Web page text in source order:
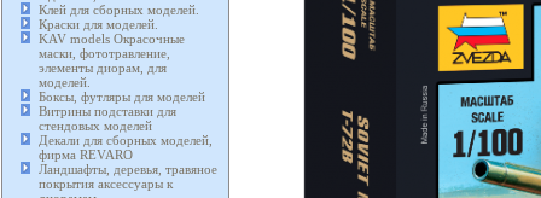
Клей для сборных моделей.
Краски для моделей.
KAV models Окрасочные
маски, фототравление,
элементы диорам, для
моделей.
Боксы, футляры для моделей
Витрины подставки для
стендовых моделей
Декали для сборных моделей,
фирма REVARO
Ландшафты, деревья, травяное
покрытия аксессуары к